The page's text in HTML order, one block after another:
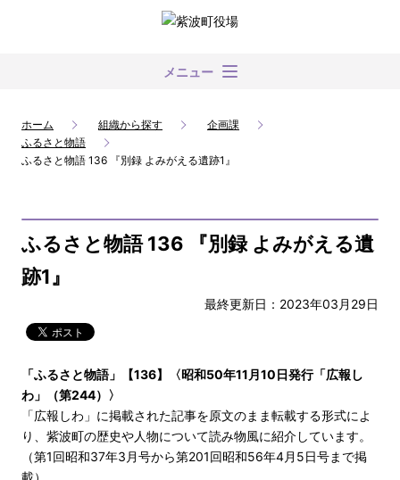
メニュー
ホーム 組織から探す
企画課
ふるさと物語
ふるさと物語 136 『別録 よみがえる遺跡1』
ふるさと物語 136 『別録 よみがえる遺
跡1』
最終更新日：2023年03月29日
「ふるさと物語」【136】〈昭和50年11月10日発行「広報し
わ」（第244）〉
「広報しわ」に掲載された記事を原文のまま転載する形式によ
り、紫波町の歴史や人物について読み物風に紹介しています。
（第1回昭和37年3月号から第201回昭和56年4月5日号まで掲
載）